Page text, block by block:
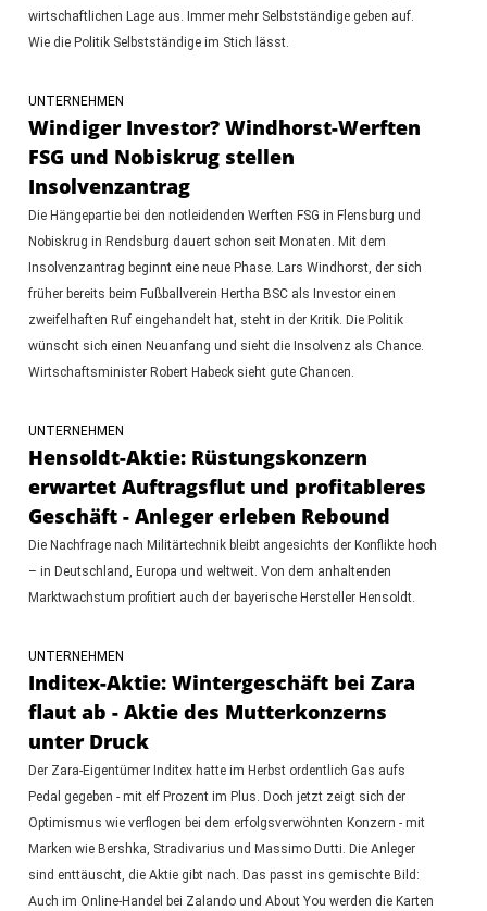
wirtschaftlichen Lage aus. Immer mehr Selbstständige geben auf.
Wie die Politik Selbstständige im Stich lässt.
UNTERNEHMEN
Windiger Investor? Windhorst-Werften
FSG und Nobiskrug stellen
Insolvenzantrag
Die Hängepartie bei den notleidenden Werften FSG in Flensburg und
Nobiskrug in Rendsburg dauert schon seit Monaten. Mit dem
Insolvenzantrag beginnt eine neue Phase. Lars Windhorst, der sich
früher bereits beim Fußballverein Hertha BSC als Investor einen
zweifelhaften Ruf eingehandelt hat, steht in der Kritik. Die Politik
wünscht sich einen Neuanfang und sieht die Insolvenz als Chance.
Wirtschaftsminister Robert Habeck sieht gute Chancen.
UNTERNEHMEN
Hensoldt-Aktie: Rüstungskonzern
erwartet Auftragsflut und profitableres
Geschäft - Anleger erleben Rebound
Die Nachfrage nach Militärtechnik bleibt angesichts der Konflikte hoch
– in Deutschland, Europa und weltweit. Von dem anhaltenden
Marktwachstum profitiert auch der bayerische Hersteller Hensoldt.
UNTERNEHMEN
Inditex-Aktie: Wintergeschäft bei Zara
flaut ab - Aktie des Mutterkonzerns
unter Druck
Der Zara-Eigentümer Inditex hatte im Herbst ordentlich Gas aufs
Pedal gegeben - mit elf Prozent im Plus. Doch jetzt zeigt sich der
Optimismus wie verflogen bei dem erfolgsverwöhnten Konzern - mit
Marken wie Bershka, Stradivarius und Massimo Dutti. Die Anleger
sind enttäuscht, die Aktie gibt nach. Das passt ins gemischte Bild:
Auch im Online-Handel bei Zalando und About You werden die Karten